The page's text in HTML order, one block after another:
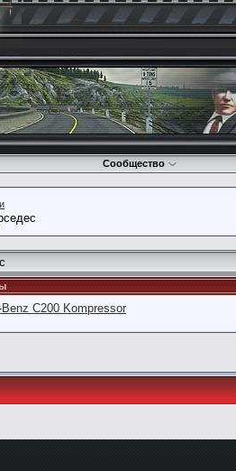
Сообщество
C200 Kompressor